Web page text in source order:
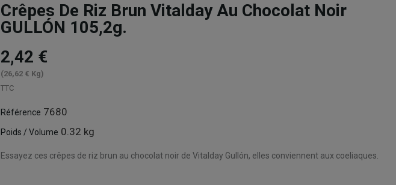
Crêpes De Riz Brun Vitalday Au Chocolat Noir
GULLÓN 105,2g.
2,42 €
(26,62 € Kg)
TTC
Référence 7680
Poids / Volume 0.32 kg
Essayez ces crêpes de riz brun au chocolat noir de Vitalday Gullón, elles conviennent aux coeliaques.